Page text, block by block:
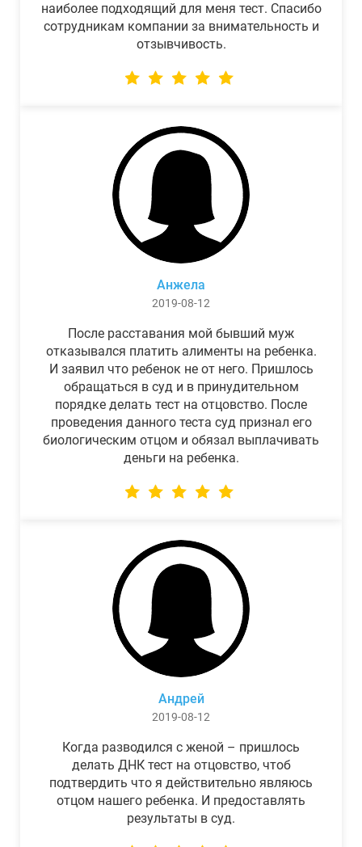
наиболее подходящий для меня тест. Спасибо
сотрудникам компании за внимательность и
отзывчивость.
Анжела
2019-08-12
После расставания мой бывший муж
отказывался платить алименты на ребенка.
И заявил что ребенок не от него. Пришлось
обращаться в суд и в принудительном
порядке делать тест на отцовство. После
проведения данного теста суд признал его
биологическим отцом и обязал выплачивать
деньги на ребенка.
Андрей
2019-08-12
Когда разводился с женой – пришлось
делать ДНК тест на отцовство, чтоб
подтвердить что я действительно являюсь
отцом нашего ребенка. И предоставлять
результаты в суд.